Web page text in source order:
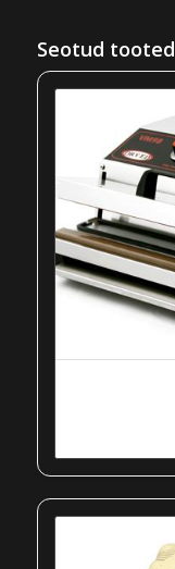
Seotud tooted